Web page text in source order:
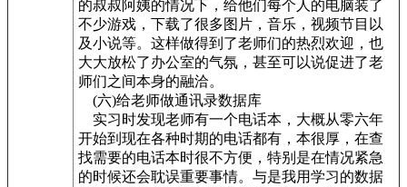
的叔叔阿姨的情况下，给他们每个人的电脑装了
不少游戏，下载了很多图片，音乐，视频节目以
及小说等。这样做得到了老师们的热烈欢迎，也
大大放松了办公室的气氛，甚至可以说促进了老
师们之间本身的融洽。
(六)给老师做通讯录数据库
实习时发现老师有一个电话本，大概从零六年
开始到现在各种时期的电话都有，本很厚，在查
找需要的电话本时很不方便，特别是在情况紧急
的时候还会耽误重要事情。与是我用学习的数据